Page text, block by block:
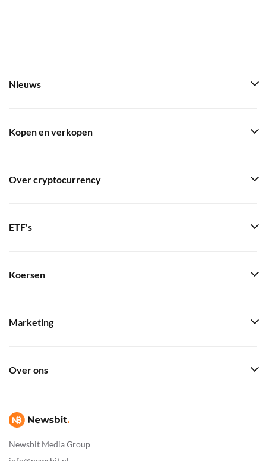
Newsbit Media Group
Nieuws
Kopen en verkopen
Over cryptocurrency
ETF's
Koersen
Marketing
Over ons